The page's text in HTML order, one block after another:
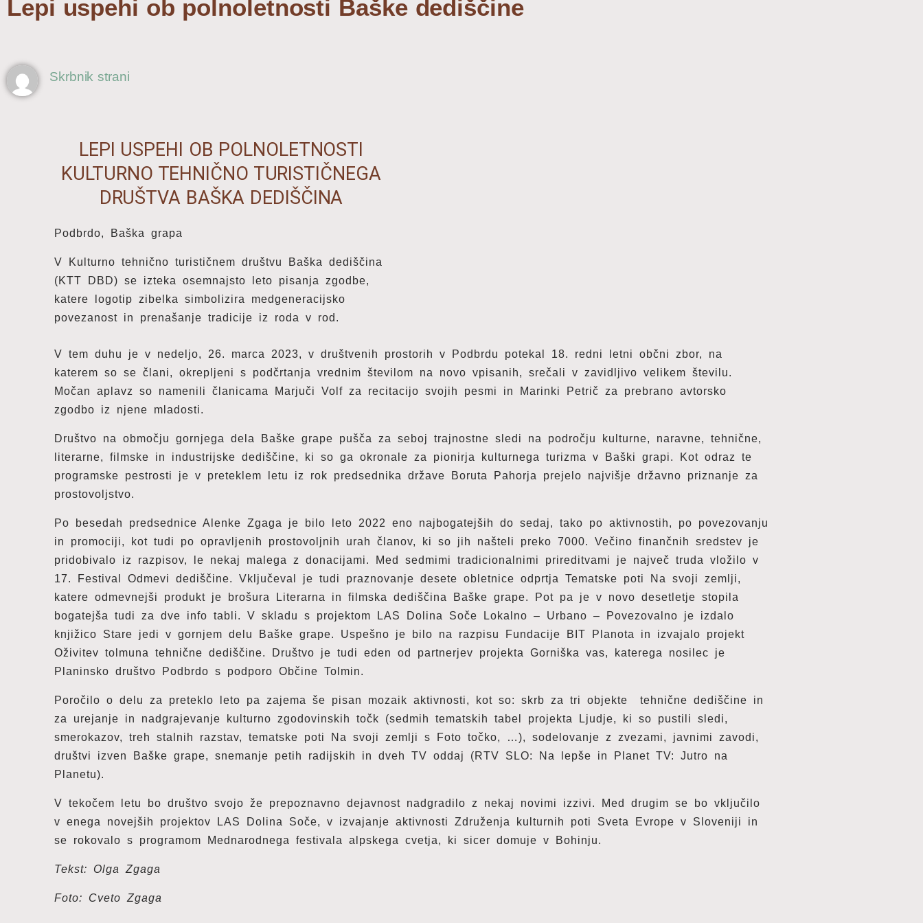
Lepi uspehi ob polnoletnosti Baške dediščine
Skrbnik strani
LEPI USPEHI OB POLNOLETNOSTI
KULTURNO TEHNIČNO TURISTIČNEGA
DRUŠTVA BAŠKA DEDIŠČINA
Podbrdo, Baška grapa
V Kulturno tehnično turističnem društvu Baška dediščina
(KTT DBD) se izteka osemnajsto leto pisanja zgodbe,
katere logotip zibelka simbolizira medgeneracijsko
povezanost in prenašanje tradicije iz roda v rod.
V tem duhu je v nedeljo, 26. marca 2023, v društvenih prostorih v Podbrdu potekal 18. redni letni občni zbor, na
katerem so se člani, okrepljeni s podčrtanja vrednim številom na novo vpisanih, srečali v zavidljivo velikem številu.
Močan aplavz so namenili članicama Marjuči Volf za recitacijo svojih pesmi in Marinki Petrič za prebrano avtorsko
zgodbo iz njene mladosti.
Društvo na območju gornjega dela Baške grape pušča za seboj trajnostne sledi na področju kulturne, naravne, tehnične,
literarne, filmske in industrijske dediščine, ki so ga okronale za pionirja kulturnega turizma v Baški grapi. Kot odraz te
programske pestrosti je v preteklem letu iz rok predsednika države Boruta Pahorja prejelo najvišje državno priznanje za
prostovoljstvo.
Po besedah predsednice Alenke Zgaga je bilo leto 2022 eno najbogatejših do sedaj, tako po aktivnostih, po povezovanju
in promociji, kot tudi po opravljenih prostovoljnih urah članov, ki so jih našteli preko 7000. Večino finančnih sredstev je
pridobivalo iz razpisov, le nekaj malega z donacijami. Med sedmimi tradicionalnimi prireditvami je največ truda vložilo v
17. Festival Odmevi dediščine. Vključeval je tudi praznovanje desete obletnice odprtja Tematske poti Na svoji zemlji,
katere odmevnejši produkt je brošura Literarna in filmska dediščina Baške grape. Pot pa je v novo desetletje stopila
bogatejša tudi za dve info tabli. V skladu s projektom LAS Dolina Soče Lokalno – Urbano – Povezovalno je izdalo
knjižico Stare jedi v gornjem delu Baške grape. Uspešno je bilo na razpisu Fundacije BIT Planota in izvajalo projekt
Oživitev tolmuna tehnične dediščine. Društvo je tudi eden od partnerjev projekta Gorniška vas, katerega nosilec je
Planinsko društvo Podbrdo s podporo Občine Tolmin.
Poročilo o delu za preteklo leto pa zajema še pisan mozaik aktivnosti, kot so: skrb za tri objekte tehnične dediščine in
za urejanje in nadgrajevanje kulturno zgodovinskih točk (sedmih tematskih tabel projekta Ljudje, ki so pustili sledi,
smerokazov, treh stalnih razstav, tematske poti Na svoji zemlji s Foto točko, …), sodelovanje z zvezami, javnimi zavodi,
društvi izven Baške grape, snemanje petih radijskih in dveh TV oddaj (RTV SLO: Na lepše in Planet TV: Jutro na
Planetu).
V tekočem letu bo društvo svojo že prepoznavno dejavnost nadgradilo z nekaj novimi izzivi. Med drugim se bo vključilo
v enega novejših projektov LAS Dolina Soče, v izvajanje aktivnosti Združenja kulturnih poti Sveta Evrope v Sloveniji in
se rokovalo s programom Mednarodnega festivala alpskega cvetja, ki sicer domuje v Bohinju.
Tekst: Olga Zgaga
Foto: Cveto Zgaga